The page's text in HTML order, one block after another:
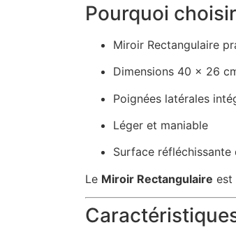
Pourquoi
Miroir Rectangulaire
Dimensions 40 x 26
Poignées latérales
Léger et maniable
Surface réfléchissante
Le Miroir Rectangulaire est